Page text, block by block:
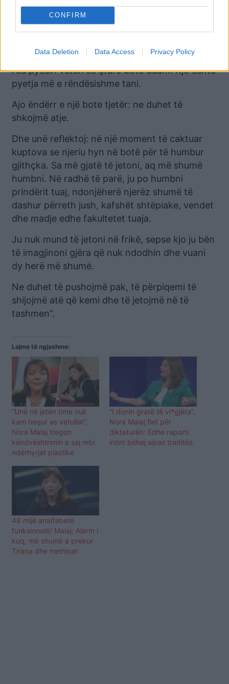
CONFIRM
Data Deletion Data Access Privacy Policy
Krijuesit, artistët, shkencëtarët, të gjithë të
rinjtë, shumë gra, po e konsiderojnë një normë
normale.
Ata pyesin veten se çfarë botë duam. Kjo është
pyetja më e rëndësishme tani.
Ajo ëndërr e një bote tjetër: ne duhet të
shkojmë atje.
Dhe unë reflektoj: në një moment të caktuar
kuptova se njeriu hyn në botë për të humbur
gjithçka. Sa më gjatë të jetoni, aq më shumë
humbni. Në radhë të parë, ju po humbni
prindërit tuaj, ndonjëherë njerëz shumë të
dashur përreth jush, kafshët shtëpiake, vendet
dhe madje edhe fakultetet tuaja.
Ju nuk mund të jetoni në frikë, sepse kjo ju bën
të imagjinoni gjëra që nuk ndodhin dhe vuani
dy herë më shumë.
Ne duhet të pushojmë pak, të përpiqemi të
shijojmë atë që kemi dhe të jetojmë në të
tashmen”.
Lajme të ngjashme:
“Unë në jetën time nuk
kam hequr as vetullat”,
Nora Malaj tregon
këndvështrimin e saj mbi
ndërhyrjet plastike
“I donin gratë të vi*gjëra”,
Nora Malaj flet për
diktaturën: Edhe raporti
intim bëhej sipas traditës
48 mijë analfabetë
funksionalë/ Malaj: Alarm i
kuq, më shumë e prekur
Tirana dhe rrethinat